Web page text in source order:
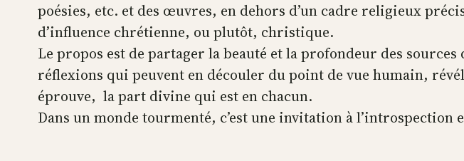
poésies, etc. et des œuvres, en dehors d’un cadre religieux
d’influence chrétienne, ou plutôt, christique.
Le propos est de partager la beauté et la profondeur des
réflexions qui peuvent en découler du point de vue humain,
éprouve, la part divine qui est en chacun.
Dans un monde tourmenté, c’est une invitation à